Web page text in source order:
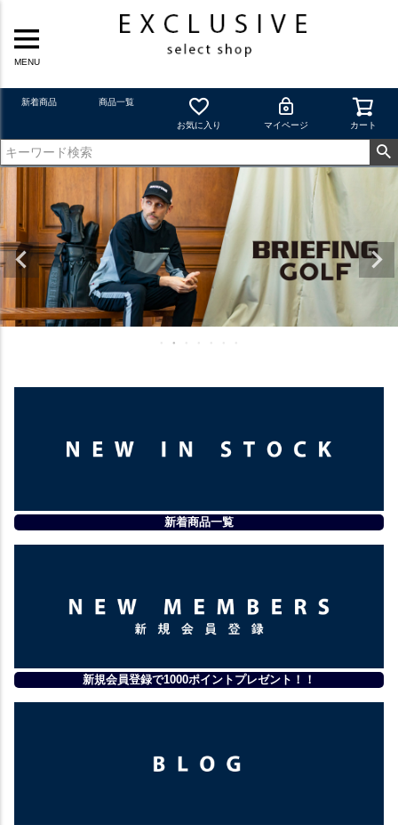
MENU
新着商品 商品一覧
お気に入り マイページ カート
新着商品一覧
新規会員登録で1000ポイントプレゼント！！